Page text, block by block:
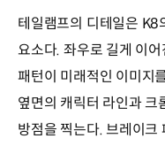
테일램프의 디테일은 K8
요소다. 좌우로 길게 이
패턴이 미래적인 이미지
옆면의 캐릭터 라인과 크
방점을 찍는다. 브레이크